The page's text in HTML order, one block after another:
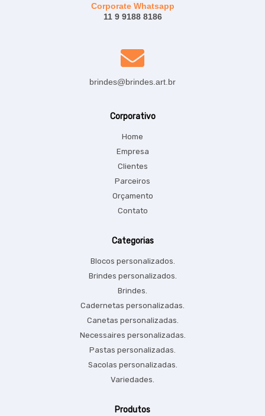
Corporate Whatsapp
11 9 9188 8186
brindes@brindes.art.br
Corporativo
Home
Empresa
Clientes
Parceiros
Orçamento
Contato
Categorias
Blocos personalizados.
Brindes personalizados.
Brindes.
Cadernetas personalizadas.
Canetas personalizadas.
Necessaires personalizadas.
Pastas personalizadas.
Sacolas personalizadas.
Variedades.
Produtos